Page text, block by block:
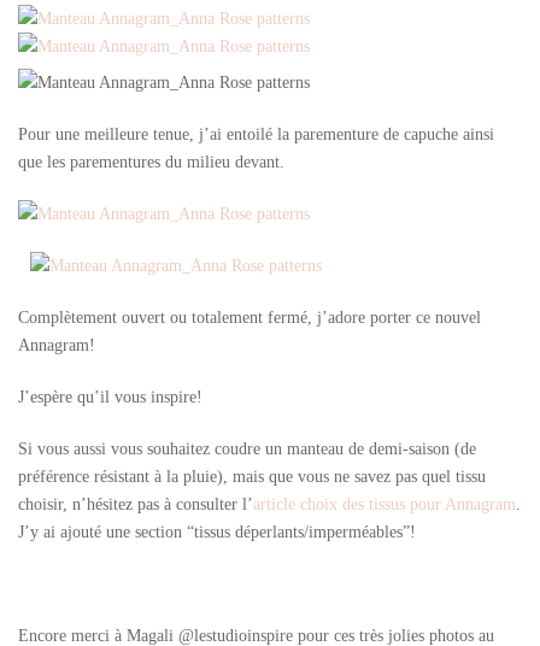
Pour une meilleure tenue, j’ai entoilé la parementure de capuche ainsi
que les parementures du milieu devant.
Complètement ouvert ou totalement fermé, j’adore porter ce nouvel
Annagram!
J’espère qu’il vous inspire!
Si vous aussi vous souhaitez coudre un manteau de demi-saison (de
préférence résistant à la pluie), mais que vous ne savez pas quel tissu
choisir, n’hésitez pas à consulter l’article choix des tissus pour Annagram
J’y ai ajouté une section “tissus déperlants/imperméables”!
Encore merci à Magali @lestudioinspire pour ces très jolies photos au